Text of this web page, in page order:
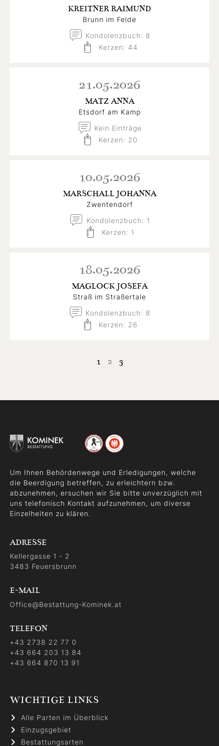
KREITNER RAIMUND
Brunn im Felde
Kondolenzbuch: 8
Kerzen: 44
21.05.2026
MATZ ANNA
Etsdorf am Kamp
Kein Einträge
Kerzen: 20
10.05.2026
MARSCHALL JOHANNA
Zwentendorf
Kondolenzbuch: 1
Kerzen: 1
18.05.2026
MAGLOCK JOSEFA
Straß im Straßertale
Kondolenzbuch: 8
Kerzen: 26
1 2 3
Um Ihnen Behördenwege und Erledigungen, welche
die Beerdigung betreffen, zu erleichtern bzw.
abzunehmen, ersuchen wir Sie bitte unverzüglich mit
uns telefonisch Kontakt aufzunehmen, um diverse
Einzelheiten zu klären.
ADRESSE
Kellergasse 1 - 2
3483 Feuersbrunn
E-MAIL
Office@Bestattung-Kominek.at
TELEFON
+43 2738 22 77 0
+43 664 203 13 84
+43 664 870 13 91
WICHTIGE LINKS
Alle Parten im Überblick
Einzugsgebiet
Bestattungsarten